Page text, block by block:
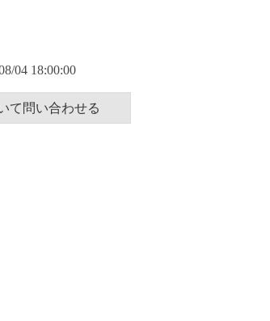
04 18:00:00
て問い合わせる